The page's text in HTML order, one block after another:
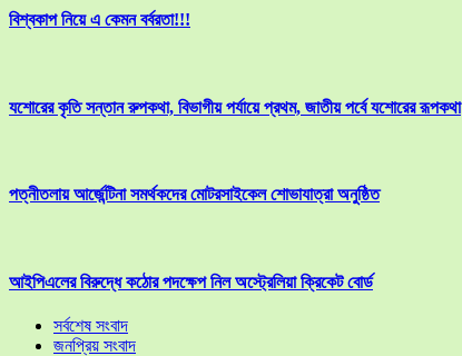
বিশ্বকাপ নিয়ে এ কেমন বর্বরতা!!!
যশোরের কৃতি সন্তান রুপকথা, বিভাগীয় পর্যায়ে প্রথম, জাতীয় পর্বে যশোরের রূপকথা
পত্নীতলায় আর্জেন্টিনা সমর্থকদের মোটরসাইকেল শোভাযাত্রা অনুষ্ঠিত
আইপিএলের বিরুদ্ধে কঠোর পদক্ষেপ নিল অস্ট্রেলিয়া ক্রিকেট বোর্ড
সর্বশেষ সংবাদ
জনপ্রিয় সংবাদ